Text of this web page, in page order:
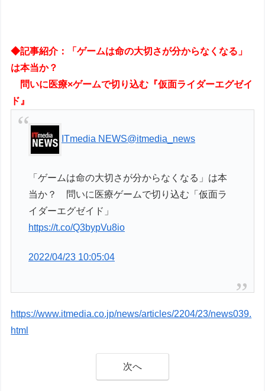
◆記事紹介：「ゲームは命の大切さが分からなくなる」
は本当か？
問いに医療×ゲームで切り込む『仮面ライダーエグゼイ
ド』
ITmedia NEWS@itmedia_news
「ゲームは命の大切さが分からなくなる」は本
当か？ 問いに医療ゲームで切り込む「仮面ラ
イダーエグゼイド」
https://t.co/Q3bypVu8io
2022/04/23 10:05:04
https://www.itmedia.co.jp/news/articles/2204/23/news039.
html
次へ